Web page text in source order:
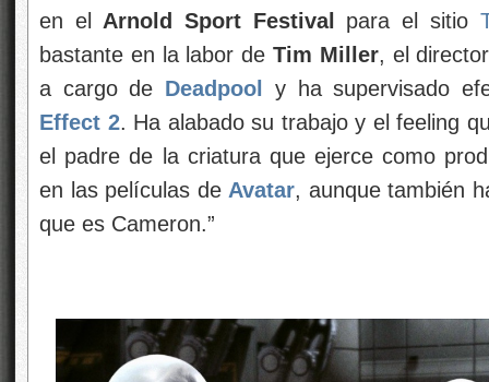
en el Arnold Sport Festival para el sitio
bastante en la labor de Tim Miller, el
a cargo de Deadpool y ha supervisado
Effect 2. Ha alabado su trabajo y el feeling
el padre de la criatura que ejerce como
en las películas de Avatar, aunque también
que es Cameron.”